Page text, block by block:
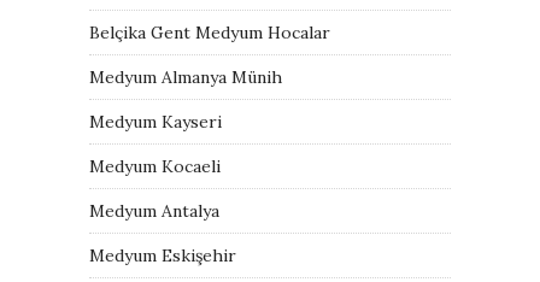
Belçika Gent Medyum Hocalar
Medyum Almanya Münih
Medyum Kayseri
Medyum Kocaeli
Medyum Antalya
Medyum Eskişehir